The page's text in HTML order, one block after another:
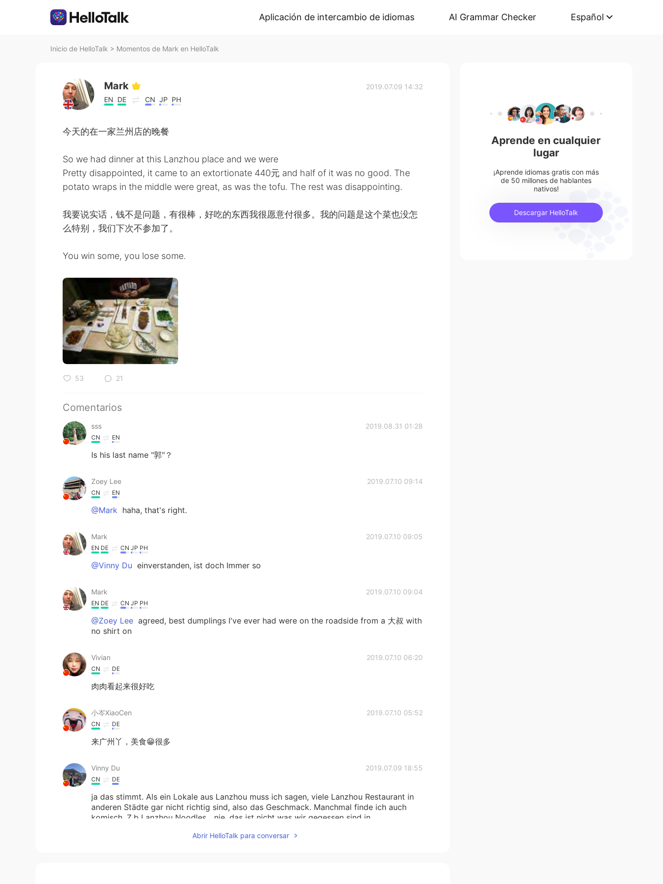
Aplicación de intercambio de idiomas AI Grammar Checker Español
Inicio de HelloTalk > Momentos de Mark en HelloTalk
Mark
EN DE CN JP PH
2019.07.09 14:32
今天的在一家兰州店的晚餐
So we had dinner at this Lanzhou place and we were
Pretty disappointed, it came to an extortionate 440元 and half of it was no good. The
potato wraps in the middle were great, as was the tofu. The rest was disappointing.
我要说实话，钱不是问题，有很棒，好吃的东西我很愿意付很多。我的问题是这个菜也没怎
么特别，我们下次不参加了。
You win some, you lose some.
53 21
Comentarios
sss 2019.08.31 01:28
CN EN
Is his last name "郭"？
Zoey Lee 2019.07.10 09:14
CN EN
@Mark haha, that's right.
Mark 2019.07.10 09:05
EN DE CN JP PH
@Vinny Du einverstanden, ist doch Immer so
Mark 2019.07.10 09:04
EN DE CN JP PH
@Zoey Lee agreed, best dumplings I've ever had were on the roadside from a 大叔 with
no shirt on
Vivian 2019.07.10 06:20
CN DE
肉肉看起来很好吃
小岑XiaoCen 2019.07.10 05:52
CN DE
来广州丫，美食😁很多
Vinny Du 2019.07.09 18:55
CN DE
ja das stimmt. Als ein Lokale aus Lanzhou muss ich sagen, viele Lanzhou Restaurant in
anderen Städte gar nicht richtig sind, also das Geschmack. Manchmal finde ich auch
komisch. Z.b Lanzhou Noodles....nie, das ist nicht was wir gegessen sind in
Abrir HelloTalk para conversar
Aprende en cualquier
lugar
¡Aprende idiomas gratis con más
de 50 millones de hablantes
nativos!
Descargar HelloTalk